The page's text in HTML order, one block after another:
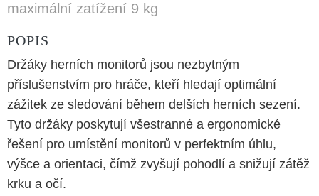
maximální zatížení 9 kg
POPIS
Držáky herních monitorů jsou nezbytným
příslušenstvím pro hráče, kteří hledají optimální
zážitek ze sledování během delších herních sezení.
Tyto držáky poskytují všestranné a ergonomické
řešení pro umístění monitorů v perfektním úhlu,
výšce a orientaci, čímž zvyšují pohodlí a snižují zátěž
krku a očí.